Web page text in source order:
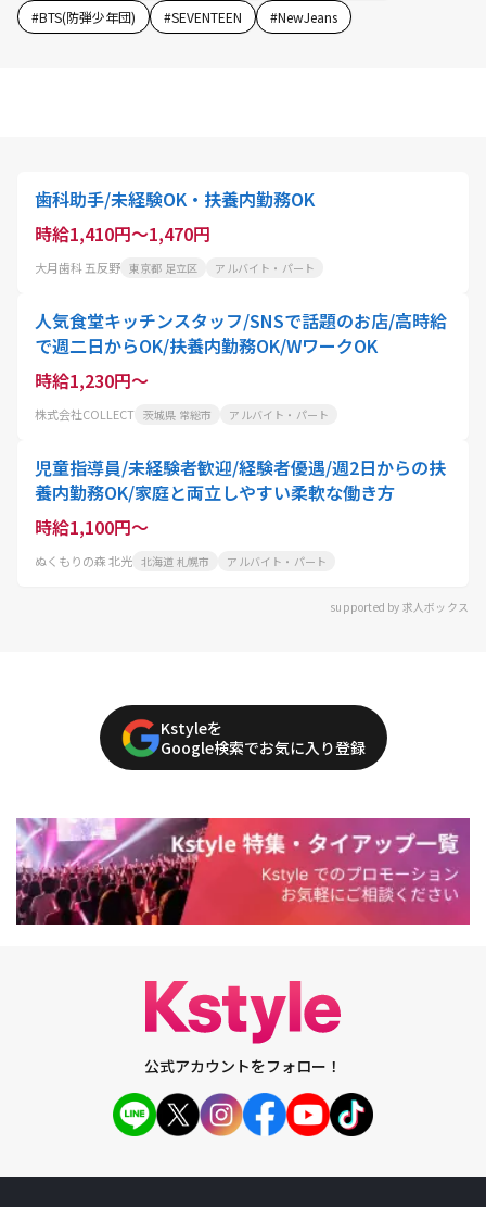
#BTS(防弾少年団) #SEVENTEEN #NewJeans
歯科助手/未経験OK・扶養内勤務OK
時給1,410円～1,470円
大月歯科 五反野 東京都 足立区 アルバイト・パート
人気食堂キッチンスタッフ/SNSで話題のお店/高時給
で週二日からOK/扶養内勤務OK/WワークOK
時給1,230円～
株式会社COLLECT 茨城県 常総市 アルバイト・パート
児童指導員/未経験者歓迎/経験者優遇/週2日からの扶
養内勤務OK/家庭と両立しやすい柔軟な働き方
時給1,100円～
ぬくもりの森 北光 北海道 札幌市 アルバイト・パート
supported by 求人ボックス
Kstyleを
Google検索でお気に入り登録
公式アカウントをフォロー！